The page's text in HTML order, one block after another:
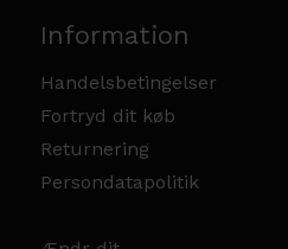
Information
Handelsbetingelser
Fortryd dit køb
Returnering
Persondatapolitik